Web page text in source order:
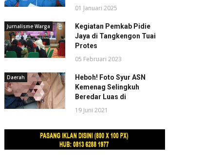
01 Januari 2025
Jurnalisme Warga
Kegiatan Pemkab Pidie
Jaya di Tangkengon Tuai
Protes
05 Februari 2023
Daerah
Heboh! Foto Syur ASN
Kemenag Selingkuh
Beredar Luas di
19 Juni 2021